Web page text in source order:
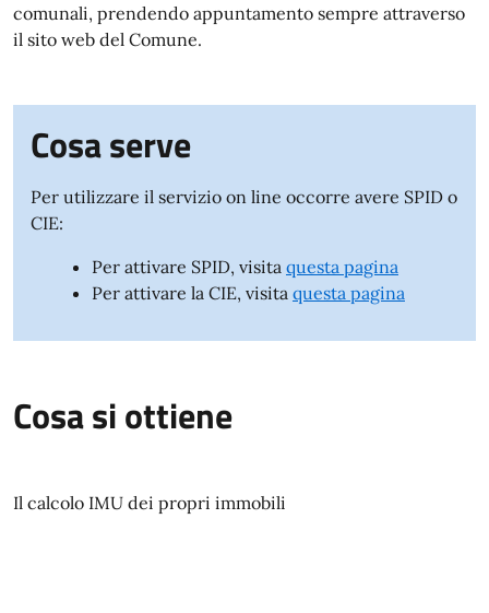
comunali, prendendo appuntamento sempre attraverso
il sito web del Comune.
Cosa serve
Per utilizzare il servizio on line occorre avere SPID o
CIE:
Per attivare SPID, visita questa pagina
Per attivare la CIE, visita questa pagina
Cosa si ottiene
Il calcolo IMU dei propri immobili